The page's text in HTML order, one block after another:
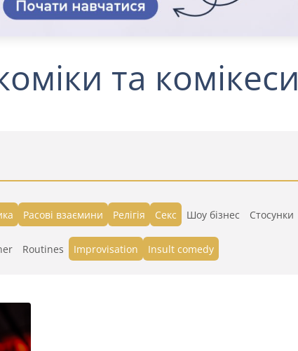
та комікеси
Расові взаємини Релігія Секс Шоу бізнес Стосунки
Routines Improvisation Insult comedy